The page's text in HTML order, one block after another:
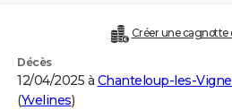
Créer une cagnotte
Décès
12/04/2025 à Chanteloup-les-
(Yvelines)